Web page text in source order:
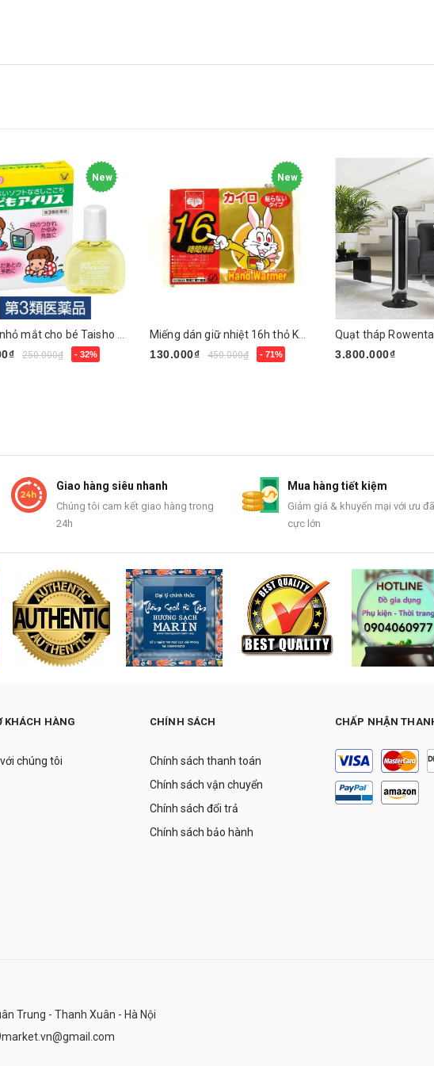
New
250.000₫ - 32%
New
130.000₫
450.000₫ - 71%
Quạt tháp
3.800.000₫
Giao hàng siêu nhanh
Chúng tôi cam kết giao hàng trong
24h
Mua hàng tiết kiệm
Giảm giá & khuyến mại với ưu
cực lớn
KHÁCH HÀNG
chúng tôi
CHÍNH SÁCH
Chính sách thanh toán
Chính sách vận chuyển
Chính sách đổi trả
Chính sách bảo hành
CHẤP NHẬN
Trung - Thanh Xuân - Hà Nội